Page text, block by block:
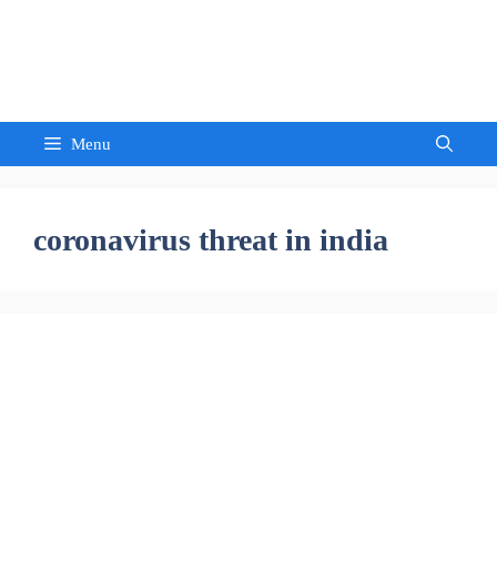
Menu
coronavirus threat in india